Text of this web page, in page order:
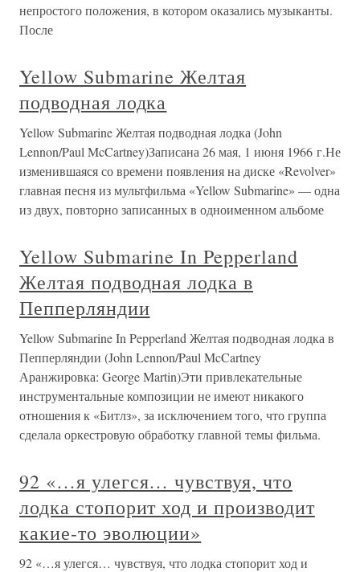
непростого положения, в котором оказались музыканты.
После
Yellow Submarine Желтая
подводная лодка
Yellow Submarine Желтая подводная лодка (John
Lennon/Paul McCartney)Записана 26 мая, 1 июня 1966 г.Не
изменившаяся со времени появления на диске «Revolver»
главная песня из мультфильма «Yellow Submarine» — одна
из двух, повторно записанных в одноименном альбоме
Yellow Submarine In Pepperland
Желтая подводная лодка в
Пепперляндии
Yellow Submarine In Pepperland Желтая подводная лодка в
Пепперляндии (John Lennon/Paul McCartney
Аранжировка: George Martin)Эти привлекательные
инструментальные композиции не имеют никакого
отношения к «Битлз», за исключением того, что группа
сделала оркестровую обработку главной темы фильма.
92 «…я улегся… чувствуя, что
лодка стопорит ход и производит
какие-то эволюции»
92 «…я улегся… чувствуя, что лодка стопорит ход и